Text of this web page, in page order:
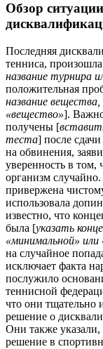
Обзор
Последняя
тенниса,
название турнира
положительная
название вещества,
«вещество»]. Важно
получены [
теста] после
на обвинения,
уверенность в том,
организм
привержена
использовала
известно, что
была [указать
«минимальной» или
на случайное
исключает факта
послужило
теннисной
что они тщательно
решение о
Они также
решение в